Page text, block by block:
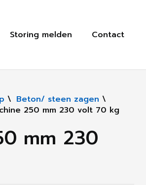
Storing melden Contact
\ Beton/ steen zagen \
250 mm 230 volt 70 kg
mm 230